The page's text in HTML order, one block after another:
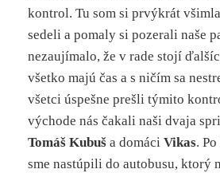
kontrol. Tu som si prvýkrát
sedeli a pomaly si pozerali naše
nezaujímalo, že v rade stojí
všetko majú čas a s ničím sa
všetci úspešne prešli týmito
východe nás čakali naši dvaja
Tomáš Kubuš a domáciVikas.
sme nastúpili do autobusu, ktorý